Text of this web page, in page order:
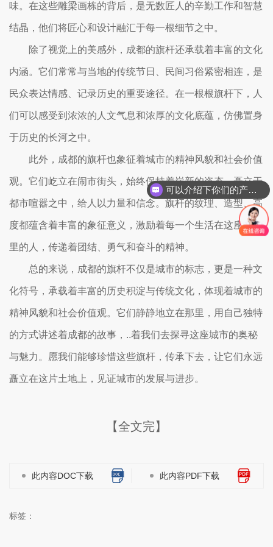
味。在这些雕梁画栋的背后，是无数匠人的辛勤工作和智慧
结晶，他们将匠心和设计融汇于每一根细节之中。
除了视觉上的美感外，成都的旗杆还承载着丰富的文化
内涵。它们常常与当地的传统节日、民间习俗紧密相连，是
民众表达情感、记录历史的重要途径。在一根根旗杆下，人
们可以感受到浓浓的人文气息和浓厚的文化底蕴，仿佛置身
于历史的长河之中。
此外，成都的旗杆也象征着城市的精神风貌和社会价值
观。它们屹立在闹市街头，始终保持着崭新的姿态，矗立于
都市喧嚣之中，给人以力量和信念。旗杆的纹理、造型、高
度都蕴含着丰富的象征意义，激励着每一个生活在这座城市
里的人，传递着团结、勇气和奋斗的精神。
总的来说，成都的旗杆不仅是城市的标志，更是一种文
化符号，承载着丰富的历史积淀与传统文化，体现着城市的
精神风貌和社会价值观。它们静静地立在那里，用自己独特
的方式讲述着成都的故事，..着我们去探寻这座城市的奥秘
与魅力。愿我们能够珍惜这些旗杆，传承下去，让它们永远
矗立在这片土地上，见证城市的发展与进步。
【全文完】
此内容DOC下载 此内容PDF下载
标签：
可以介绍下你们的产品么？